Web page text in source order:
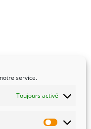
service.
Toujours activé